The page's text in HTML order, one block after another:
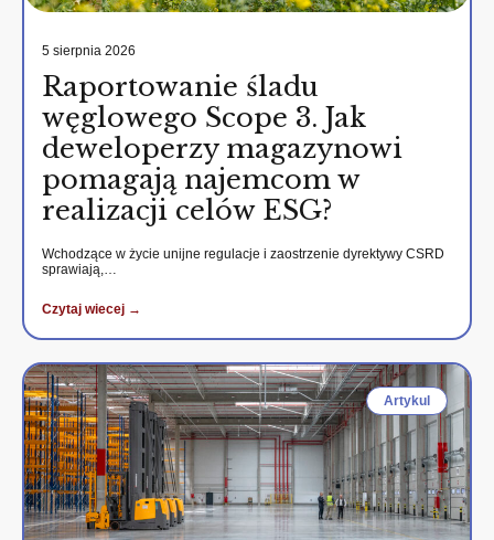
5 sierpnia 2026
Raportowanie śladu
węglowego Scope 3. Jak
deweloperzy magazynowi
pomagają najemcom w
realizacji celów ESG?
Wchodzące w życie unijne regulacje i zaostrzenie dyrektywy CSRD
sprawiają,…
Czytaj wiecej →
Artykul